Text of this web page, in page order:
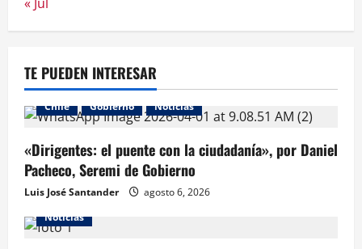
TE PUEDEN INTERESAR
Chile Gobierno Noticias
«Dirigentes: el puente con la ciudadanía», por Daniel
Pacheco, Seremi de Gobierno
Luis José Santander
agosto 6, 2026
Noticias